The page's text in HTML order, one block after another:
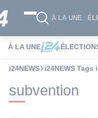
À LA UNE
À LA UNE
i24NEWS i24NEWS Tags
subvention